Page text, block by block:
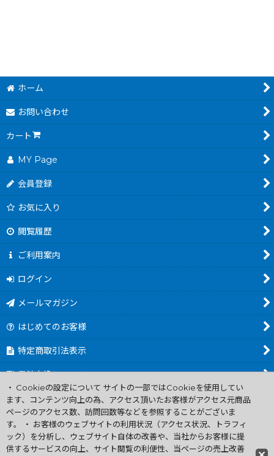
ホーム
お問い合わせ
カート
MY Page
会員登録
お気に入り
閲覧履歴
ご利用案内
ログイン
メールマガジン
はじめてのお客様
特定商取引法表示
電池交換について
商品カテゴリ一覧
Worldwide Shipping Guide
・ Cookieの設定について サイトの一部ではCookieを使用してい
ます、コンテンツ向上の為、アクセス頂いたお客様がアクセス元商品
ページのアクセス数、訪問回数等などを参照することがございま
す。 ・ お客様のウェブサイトの利用状況（アクセス状況、トラフィ
ック）を分析し、ウェブサイト自体の改善や、当社からお客様に提
供するサービスの向上、サイト閲覧の利便性、当ページの売上改善